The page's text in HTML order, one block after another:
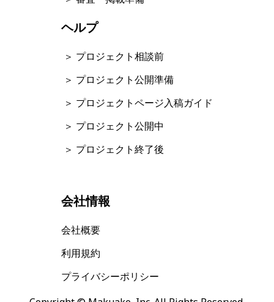
ヘルプ
＞ プロジェクト相談前
＞ プロジェクト公開準備
＞ プロジェクトページ入稿ガイド
＞ プロジェクト公開中
＞ プロジェクト終了後
会社情報
会社概要
利用規約
プライバシーポリシー